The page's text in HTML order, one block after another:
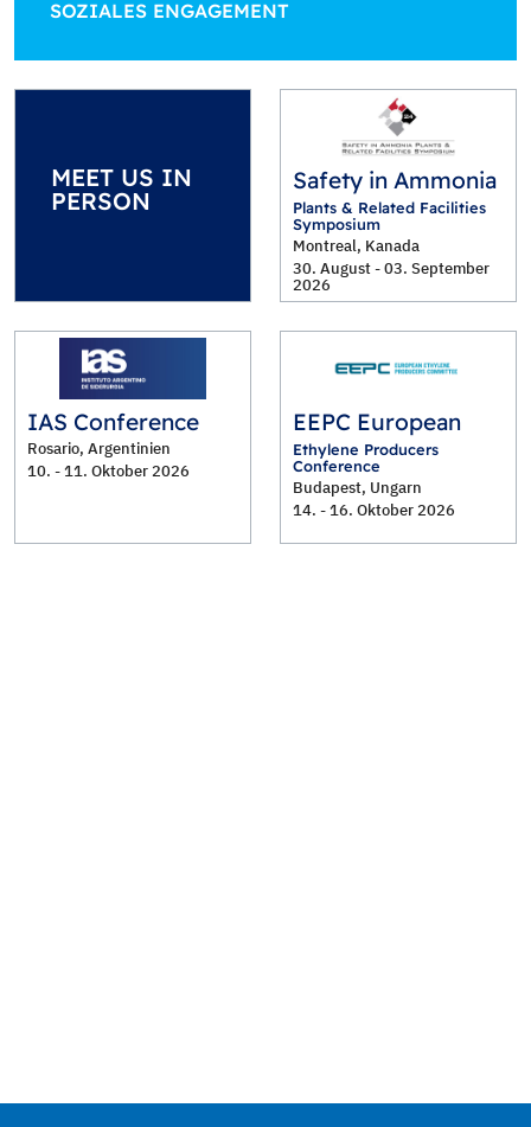
SOZIALES ENGAGEMENT
MEET US IN
PERSON
Safety in Ammonia
Plants & Related Facilities
Symposium
Montreal, Kanada
30. August - 03. September
2026
IAS Conference
Rosario, Argentinien
10. - 11. Oktober 2026
EEPC European
Ethylene Producers
Conference
Budapest, Ungarn
14. - 16. Oktober 2026